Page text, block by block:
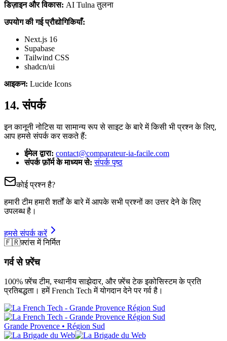
डिज़ाइन और विकास: AI Tulna तुलना
उपयोग की गई प्रौद्योगिकियाँ:
Next.js 16
Supabase
Tailwind CSS
shadcn/ui
आइकन: Lucide Icons
14. संपर्क
इन कानूनी नोटिस या सामान्य रूप से साइट के बारे में किसी भी प्रश्न के लिए,
आप हमसे संपर्क कर सकते हैं:
ईमेल द्वारा: contact@comparateur-ia-facile.com
संपर्क फ़ॉर्म के माध्यम से: संपर्क पृष्ठ
कोई प्रश्न है?
हमारी टीम हमारी शर्तों के बारे में आपके सभी प्रश्नों का उत्तर देने के लिए
उपलब्ध है।
हमसे संपर्क करें
🇫🇷फ़्रांस में निर्मित
गर्व से फ़्रेंच
100% फ़्रेंच टीम, स्थानीय साझेदार, और फ़्रेंच टेक इकोसिस्टम के प्रति
प्रतिबद्धता। हमें French Tech में योगदान देने पर गर्व है।
Grande Provence • Région Sud